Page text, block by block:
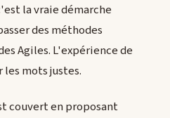
la vraie démarche
des méthodes
Agiles. L'expérience de
mots justes.
couvert en proposant